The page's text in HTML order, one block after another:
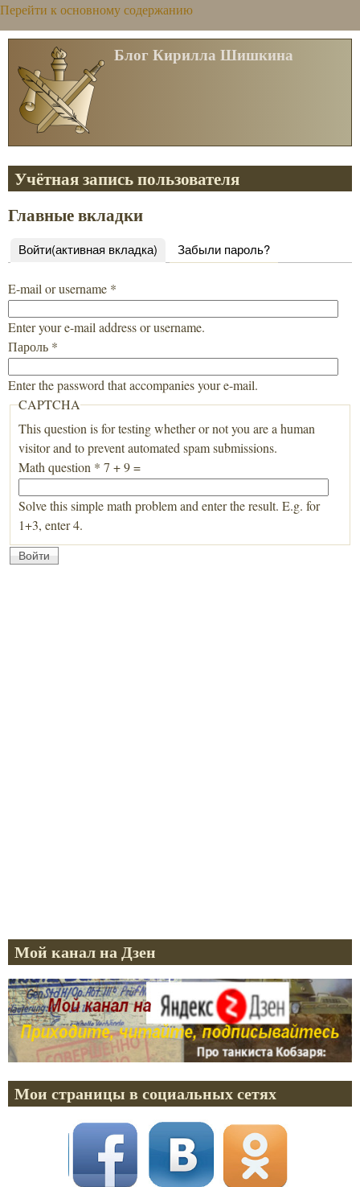
Перейти к основному содержанию
Блог Кирилла Шишкина
Учётная запись пользователя
Главные вкладки
Войти(активная вкладка) Забыли пароль?
E-mail or username *
Enter your e-mail address or username.
Пароль *
Enter the password that accompanies your e-mail.
CAPTCHA
This question is for testing whether or not you are a human
visitor and to prevent automated spam submissions.
Math question * 7 + 9 =
Solve this simple math problem and enter the result. E.g. for
1+3, enter 4.
Мой канал на Дзен
Мои страницы в социальных сетях